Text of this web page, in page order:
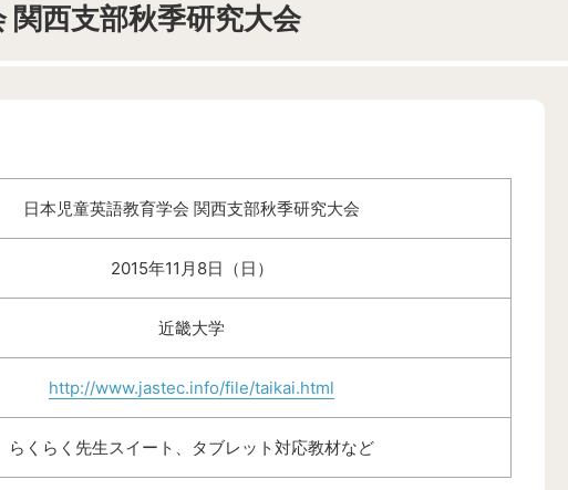
関西支部秋季研究大会
日本児童英語教育学会 関西支部秋季研究大会
2015年11月8日（日）
近畿大学
http://www.jastec.info/file/taikai.html
らくらく先生スイート、タブレット対応教材など